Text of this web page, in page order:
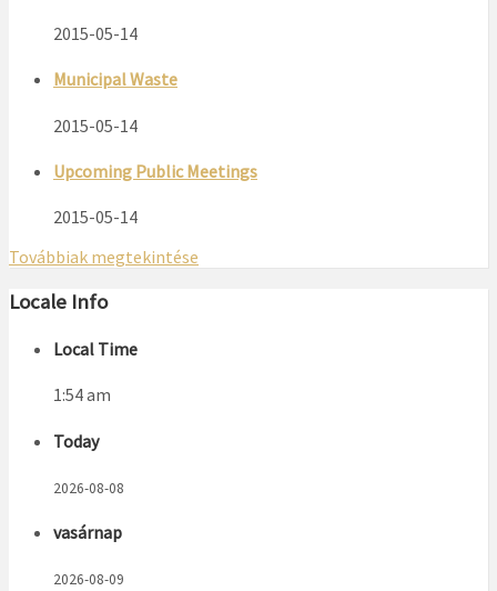
2015-05-14
Municipal Waste
2015-05-14
Upcoming Public Meetings
2015-05-14
Továbbiak megtekintése
Locale Info
Local Time
1:54 am
Today
2026-08-08
vasárnap
2026-08-09